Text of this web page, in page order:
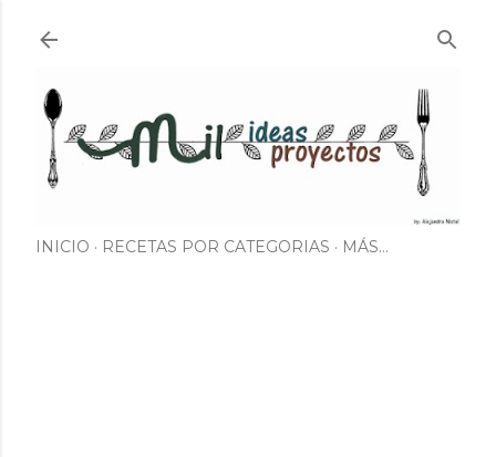
INICIO RECETAS POR CATEGORIAS MÁS…